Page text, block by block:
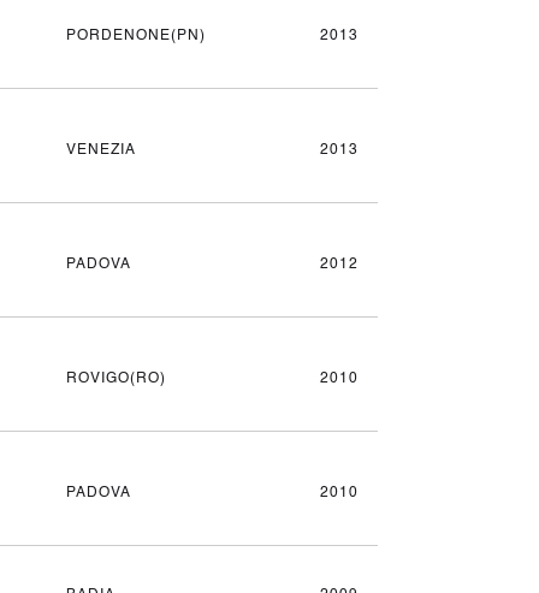
PORDENONE(PN) 2013
VENEZIA 2013
PADOVA 2012
ROVIGO(RO) 2010
PADOVA 2010